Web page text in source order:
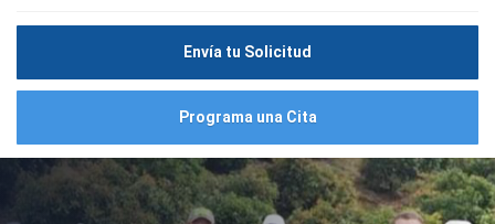
Envía tu Solicitud
Programa una Cita